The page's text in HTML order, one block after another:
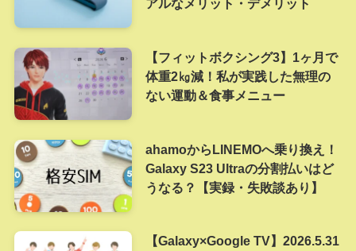
アルなメリット・デメリット
【フィットボクシング3】1ヶ月で
体重2㎏減！私が実践した無理の
ない運動＆食事メニュー
ahamoからLINEMOへ乗り換え！
Galaxy S23 Ultraの分割払いはど
うなる？【実録・失敗談あり】
【Galaxy×Google TV】2026.5.31